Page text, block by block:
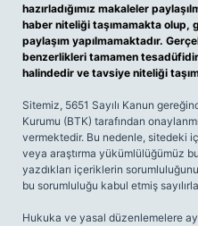
hazırladığımız makaleler
haber niteliği taşımamakta olup,
paylaşım yapılmamaktadır.
benzerlikleri tamamen
halindedir ve tavsiye niteliği
Sitemiz, 5651 Sayılı Kanun
Kurumu (BTK) tarafından
vermektedir. Bu nedenle, sitedeki
veya araştırma yükümlülüğümüz
yazdıkları içeriklerin
bu sorumluluğu kabul etmiş
Hukuka ve yasal düzenlemelere